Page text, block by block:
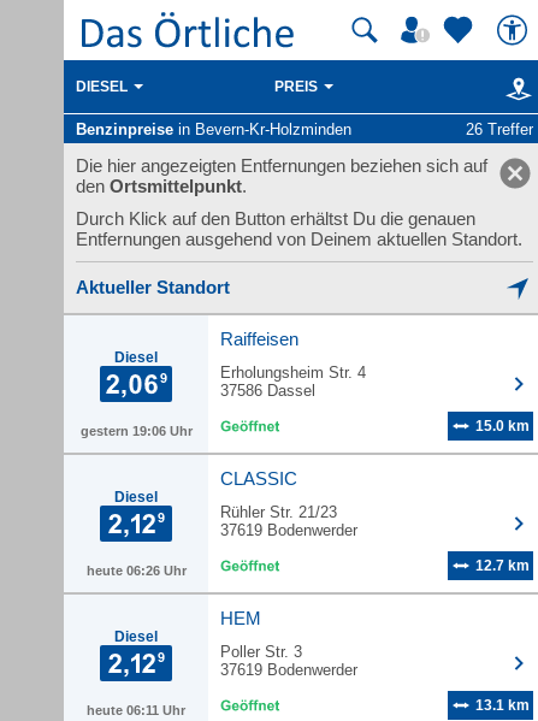
DIESEL PREIS
Benzinpreise in Bevern-Kr-Holzminden 26 Treffer
Die hier angezeigten Entfernungen beziehen sich auf
den Ortsmittelpunkt.
Durch Klick auf den Button erhältst Du die genauen
Entfernungen ausgehend von Deinem aktuellen Standort.
Aktueller Standort
Diesel
gestern 19:06 Uhr
Raiffeisen
Erholungsheim Str. 4
37586 Dassel
15.0 km
Diesel
heute 06:26 Uhr
CLASSIC
Rühler Str. 21/23
37619 Bodenwerder
12.7 km
Diesel
heute 06:11 Uhr
HEM
Poller Str. 3
37619 Bodenwerder
13.1 km